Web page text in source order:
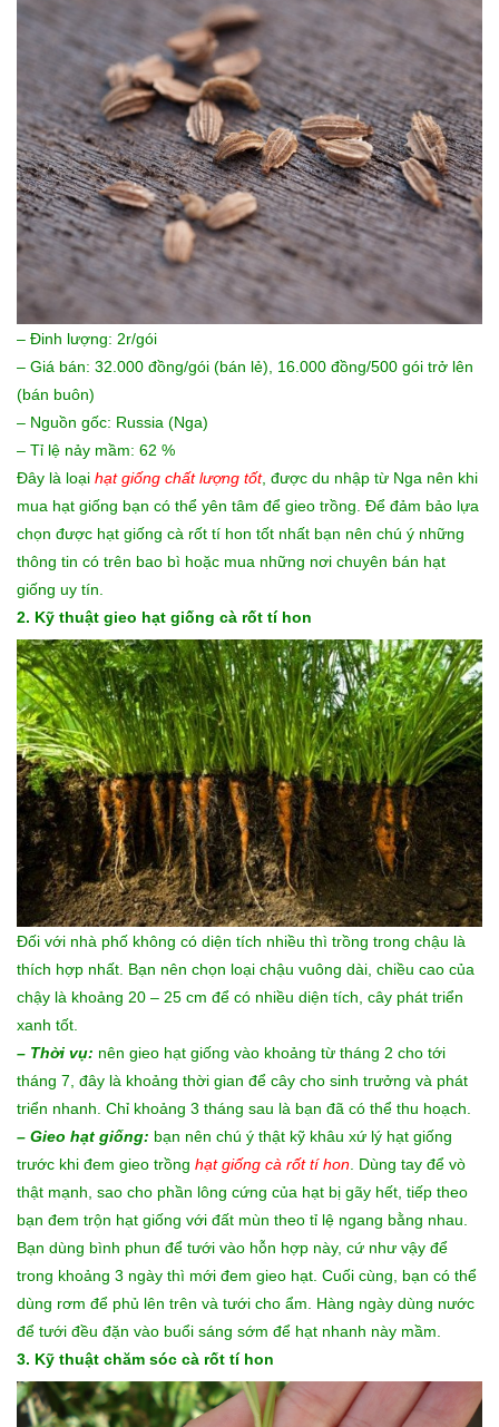
– Đinh lượng: 2r/gói
– Giá bán: 32.000 đồng/gói (bán lẻ), 16.000 đồng/500 gói trở lên
(bán buôn)
– Nguồn gốc: Russia (Nga)
– Tỉ lệ nảy mầm: 62 %
Đây là loại hạt giống chất lượng tốt, được du nhập từ Nga nên khi
mua hạt giống bạn có thể yên tâm để gieo trồng. Để đảm bảo lựa
chọn được hạt giống cà rốt tí hon tốt nhất bạn nên chú ý những
thông tin có trên bao bì hoặc mua những nơi chuyên bán hạt
giống uy tín.
2. Kỹ thuật gieo hạt giống cà rốt tí hon
Đối với nhà phố không có diện tích nhiều thì trồng trong chậu là
thích hợp nhất. Bạn nên chọn loại chậu vuông dài, chiều cao của
chậy là khoảng 20 – 25 cm để có nhiều diện tích, cây phát triển
xanh tốt.
– Thời vụ: nên gieo hạt giống vào khoảng từ tháng 2 cho tới
tháng 7, đây là khoảng thời gian để cây cho sinh trưởng và phát
triển nhanh. Chỉ khoảng 3 tháng sau là bạn đã có thể thu hoạch.
– Gieo hạt giống: bạn nên chú ý thật kỹ khâu xứ lý hạt giống
trước khi đem gieo trồng hạt giống cà rốt tí hon . Dùng tay để vò
thật mạnh, sao cho phần lông cứng của hạt bị gãy hết, tiếp theo
bạn đem trộn hạt giống với đất mùn theo tỉ lệ ngang bằng nhau.
Bạn dùng bình phun để tưới vào hỗn hợp này, cứ như vậy để
trong khoảng 3 ngày thì mới đem gieo hạt. Cuối cùng, bạn có thể
dùng rơm để phủ lên trên và tưới cho ẩm. Hàng ngày dùng nước
để tưới đều đặn vào buổi sáng sớm để hạt nhanh này mầm.
3. Kỹ thuật chăm sóc cà rốt tí hon